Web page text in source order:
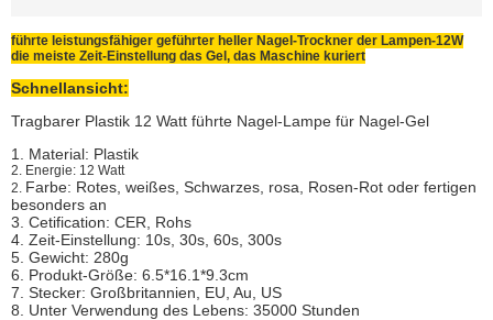
führte leistungsfähiger geführter heller Nagel-Trockner der Lampen-12W
die meiste Zeit-Einstellung das Gel, das Maschine kuriert
Schnellansicht:
Tragbarer Plastik 12 Watt führte Nagel-Lampe für Nagel-Gel
1. Material: Plastik
2. Energie: 12 Watt
2. Farbe: Rotes, weißes, Schwarzes, rosa, Rosen-Rot oder fertigen
besonders an
3. Cetification: CER, Rohs
4. Zeit-Einstellung: 10s, 30s, 60s, 300s
5. Gewicht: 280g
6. Produkt-Größe: 6.5*16.1*9.3cm
7. Stecker: Großbritannien, EU, Au, US
8. Unter Verwendung des Lebens: 35000 Stunden